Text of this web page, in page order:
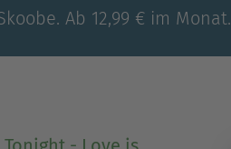
Ab 12,99 € im Monat.